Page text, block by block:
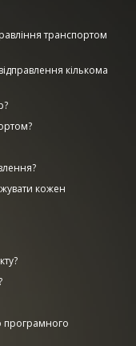
транспортом
кількома
кожен
програмного